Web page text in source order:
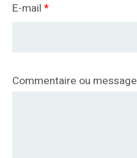
E-mail *
Commentaire ou message